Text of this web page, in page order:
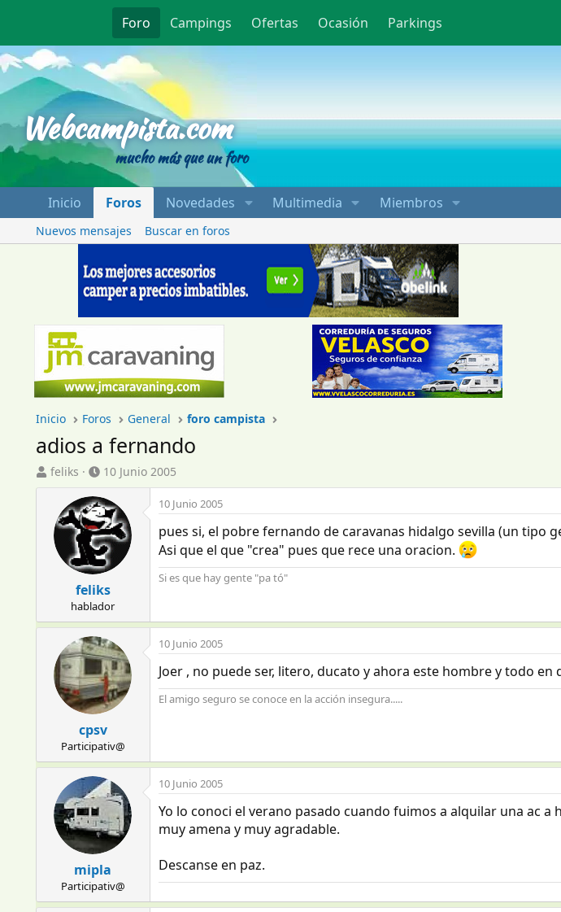
Foro Campings Ofertas Ocasión Parkings
Webcampista.com
mucho más que un foro
Inicio Foros Novedades Multimedia Miembros
Nuevos mensajes Buscar en foros
Inicio Foros General foro campista
adios a fernando
I
n
a
e
e
m
feliks
F
e
c
h
a
d
e
i
n
i
c
i
o
10 Junio 2005
feliks
hablador
10 Junio 2005
pues si, el pobre fernando de caravanas hidalgo sevilla (un tipo
Asi que el que "crea" pues que rece una oracion.
Si es que hay gente "pa tó"
cpsv
Participativ@
10 Junio 2005
Joer , no puede ser, litero, ducato y ahora este hombre y todo en
El amigo seguro se conoce en la acción insegura.....
mipla
Participativ@
10 Junio 2005
Yo lo conoci el verano pasado cuando fuimos a alquilar una ac
muy amena y muy agradable.
Descanse en paz.